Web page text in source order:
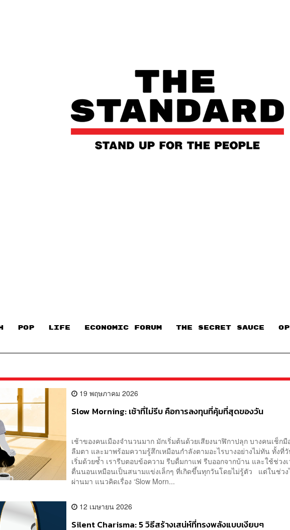
POP LIFE ECONOMIC FORUM THE SECRET SAUCE​
19 พฤษภาคม 2026
Slow Morning: เช้าที่ไม่รีบ คือการลงทุนที่คุ้มที่สุดของวัน
เช้าของคนเมืองจำนวนมาก มักเริ่มต้นด้วยเสียงนาฬิกาปลุก บางคนเช็ก
ลืมตา และมาพร้อมความรู้สึกเหมือนกำลังตามอะไรบางอย่างไม่ทัน ทั้งที่วั
เริ่มด้วยซ้ำ เรารีบตอบข้อความ รีบดื่มกาแฟ รีบออกจากบ้าน และใช้ช่วง
ตื่นนอนเหมือนเป็นสนามแข่งเล็กๆ ที่เกิดขึ้นทุกวันโดยไม่รู้ตัว แต่ในช่ว
ผ่านมา แนวคิดเรื่อง ‘Slow Morn...
12 เมษายน 2026
Silent Charisma: 5 วิธีสร้างเสน่ห์ที่ทรงพลังแบบเงียบๆ